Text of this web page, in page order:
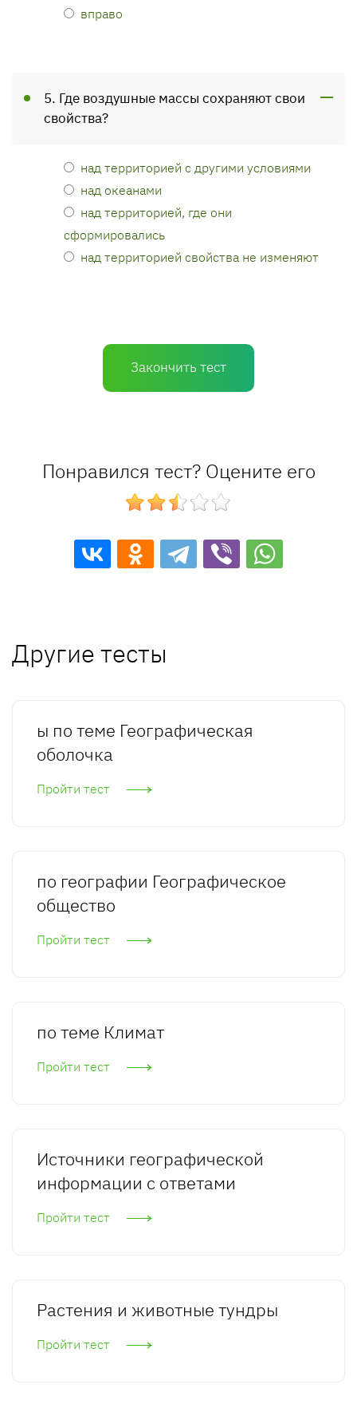
вправо
5. Где воздушные массы сохраняют свои
свойства?
над территорией с другими условиями
над океанами
над территорией, где они
сформировались
над территорией свойства не изменяют
Закончить тест
Понравился тест? Оцените его
Другие тесты
ы по теме Географическая
оболочка
Пройти тест
по географии Географическое
общество
Пройти тест
по теме Климат
Пройти тест
Источники географической
информации с ответами
Пройти тест
Растения и животные тундры
Пройти тест